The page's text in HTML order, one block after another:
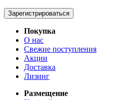
Зарегистрироваться
Покупка
О нас
Свежие поступления
Акции
Доставка
Лизинг
Размещение